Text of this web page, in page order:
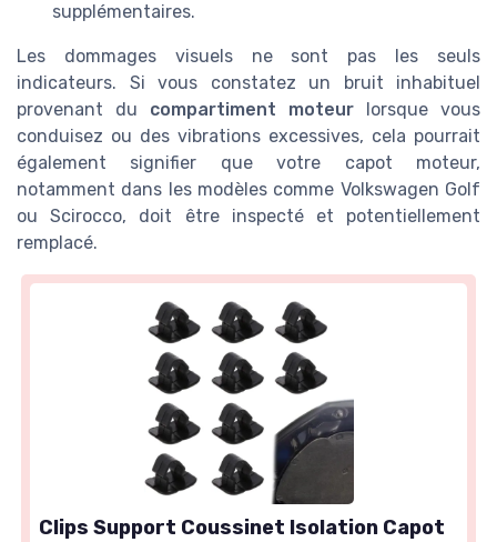
supplémentaires.
Les dommages visuels ne sont pas les seuls
indicateurs. Si vous constatez un bruit inhabituel
provenant du compartiment moteur lorsque vous
conduisez ou des vibrations excessives, cela pourrait
également signifier que votre capot moteur,
notamment dans les modèles comme Volkswagen Golf
ou Scirocco, doit être inspecté et potentiellement
remplacé.
Clips Support Coussinet Isolation Capot